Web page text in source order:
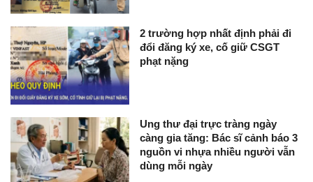
2 trường hợp nhất định phải đi
đổi đăng ký xe, cố giữ CSGT
phạt nặng
Ung thư đại trực tràng ngày
càng gia tăng: Bác sĩ cảnh báo 3
nguồn vi nhựa nhiều người vẫn
dùng mỗi ngày